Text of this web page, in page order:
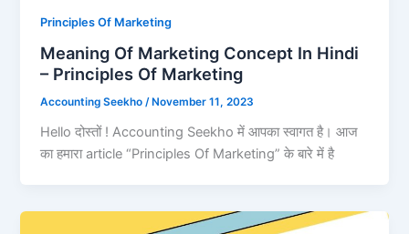
Principles Of Marketing
Meaning Of Marketing Concept In Hindi
– Principles Of Marketing
Accounting Seekho/ November 11, 2023
Hello दोस्तों ! Accounting Seekho में आपका स्वागत है। आज
का हमारा article “Principles Of Marketing” के बारे में है